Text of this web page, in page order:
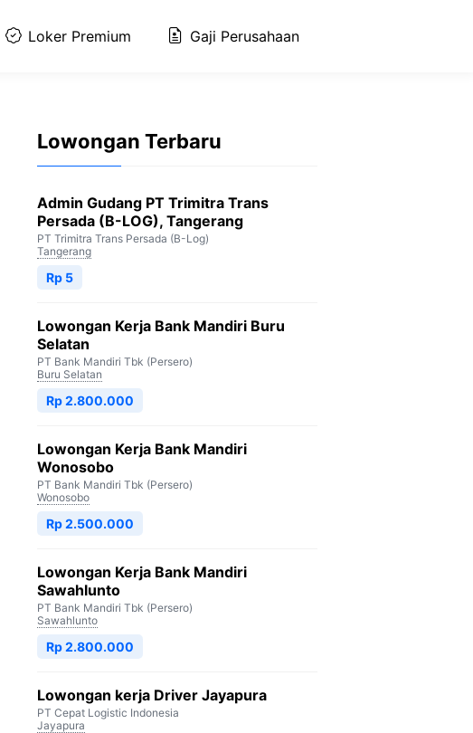
Loker Premium Gaji Perusahaan
Lowongan Terbaru
Admin Gudang PT Trimitra Trans
Persada (B-LOG), Tangerang
PT Trimitra Trans Persada (B-Log)
Tangerang
Rp 5
Lowongan Kerja Bank Mandiri Buru
Selatan
PT Bank Mandiri Tbk (Persero)
Buru Selatan
Rp 2.800.000
Lowongan Kerja Bank Mandiri
Wonosobo
PT Bank Mandiri Tbk (Persero)
Wonosobo
Rp 2.500.000
Lowongan Kerja Bank Mandiri
Sawahlunto
PT Bank Mandiri Tbk (Persero)
Sawahlunto
Rp 2.800.000
Lowongan kerja Driver Jayapura
PT Cepat Logistic Indonesia
Jayapura